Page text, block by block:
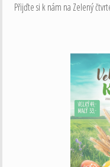
Přijďte si k nám na Zelený